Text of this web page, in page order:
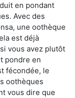
en pondant
Avec des
une oothèque
est déjà
vous avez plutôt
pondre en
fécondée, le
oothèques
vous dire que